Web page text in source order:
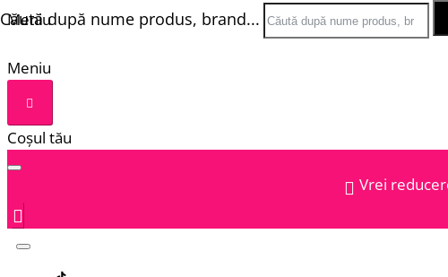
Meniu
Meniu
Coșul tău
Vrei
Căută după nume produs, brand...